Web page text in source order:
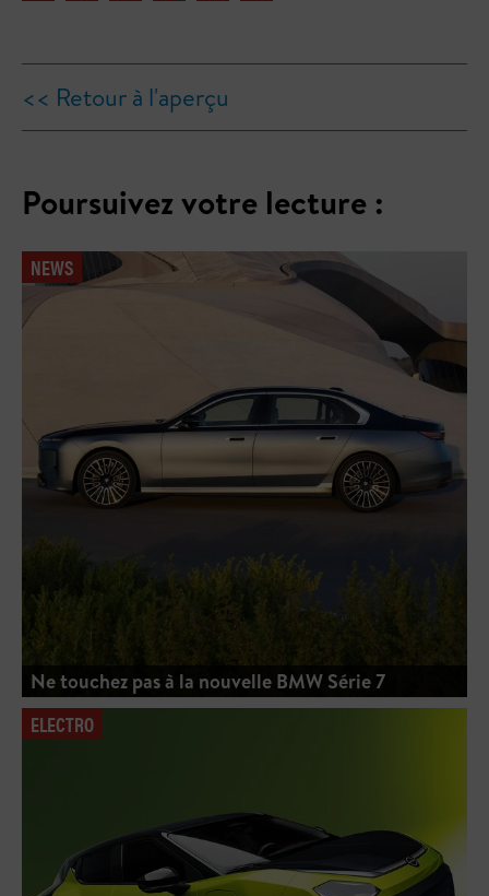
<< Retour à l'aperçu
Poursuivez votre lecture :
NEWS
Ne touchez pas à la nouvelle BMW Série 7
ELECTRO